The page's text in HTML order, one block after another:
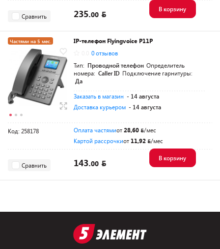
Сравнить 235.00
В корзину
Частями на 5 мес.
IP-телефон Flyingvoice P11P
0 отзывов
Тип: Проводной телефон Определитель
номера: Caller ID Подключение гарнитуры:
Да
Заказать в магазин - 14 августа
Доставка курьером - 14 августа
Код: 258178 Оплата частямиот28,60
/мес
Картой рассрочкиот 11,92 /мес
Сравнить 143.00
В корзину